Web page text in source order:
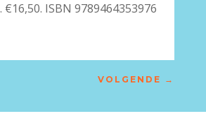
€16,50. ISBN 9789464353976
VOLGENDE →